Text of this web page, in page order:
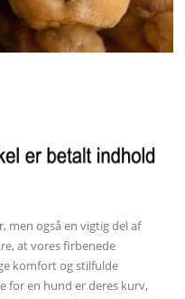
men også en vigtig del af
at vores firbenede
komfort og stilfulde
for en hund er deres kurv,